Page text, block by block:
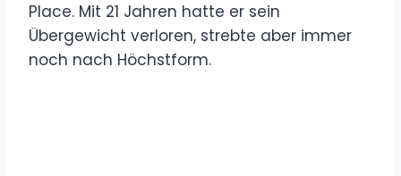
Place. Mit 21 Jahren hatte er sein
Übergewicht verloren, strebte aber immer
noch nach Höchstform.